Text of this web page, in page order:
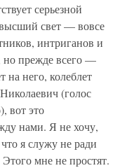
серьезной
свет — вовсе
интриганов и
но прежде всего —
на него, колеблет
(голос
вот это
нами. Я не хочу,
я служу не ради
мне не простят.